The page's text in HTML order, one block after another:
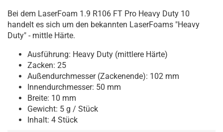
Bei dem LaserFoam 1.9 R106 FT Pro Heavy Duty 10
handelt es sich um den bekannten LaserFoams "Heavy
Duty" - mittle Härte.
Ausführung: Heavy Duty (mittlere Härte)
Zacken: 25
Außendurchmesser (Zackenende): 102 mm
Innendurchmesser: 50 mm
Breite: 10 mm
Gewicht: 5 g / Stück
Inhalt: 4 Stück